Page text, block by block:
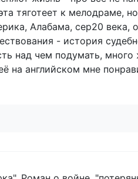
тяготеет к мелодраме,
Алабама, сер20 века,
- история
над чем подумать,
на английском мне